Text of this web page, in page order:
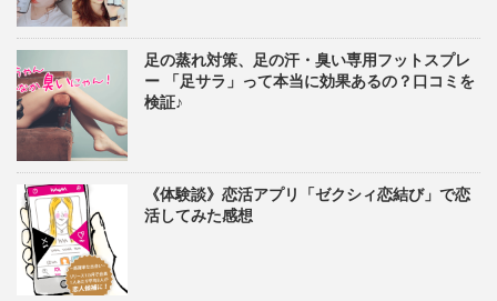
足の蒸れ対策、足の汗・臭い専用フットスプレ
ー 「足サラ」って本当に効果あるの？口コミを
検証♪
《体験談》恋活アプリ「ゼクシィ恋結び」で恋
活してみた感想